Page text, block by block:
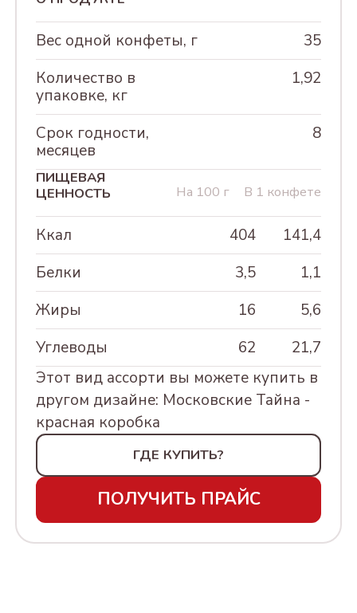
АССОРТИ КОНФЕТ
"КРЕМЛИНА ФРУКТЫ
ШОКОЛАДНЫЕ", 500г
"ФРУКТЫ И ОРЕХИ
КРЕМЛИНА
ШОКОЛАДНЫЕ", 500г
"КЭЖУАЛ САНКТ-
ПЕТЕРБУРГ" АССОРТИ,
230Г
АССОРТИ, 230Г
"КЭЖУАЛ" АССОРТИ 8
МАРТА, 230Г
АССОРТИ КОНФЕТ В
УПАКОВКЕ "ШИРОКА
СТРАНА МОЯ РОДНАЯ,
500Г
АССОРТИ КРЕМЛИНА
МОСКВА ЗОЛОТАЯ. 500Г
Вес одной конфеты, г
35
Количество в
упаковке, кг
1,92
Срок годности,
месяцев
8
ПИЩЕВАЯ
ЦЕННОСТЬ
На 100 г В 1 конфете
Ккал 404
141,4
Белки
3,5
1,1
Жиры
16
5,6
Углеводы
62
21,7
Этот вид ассорти вы можете купить в
другом дизайне: Московские Тайна -
красная коробка
ГДЕ КУПИТЬ?
ПОЛУЧИТЬ ПРАЙС